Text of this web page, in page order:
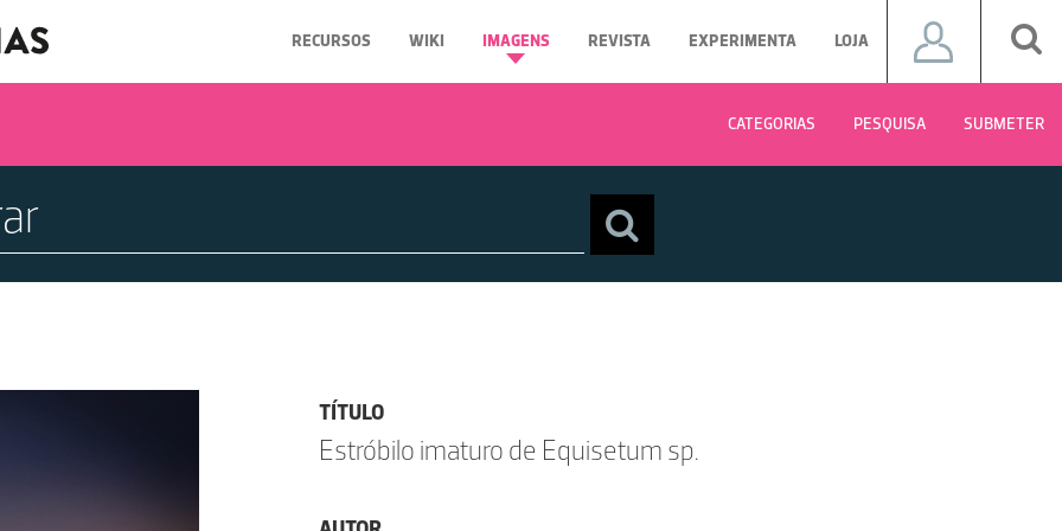
RECURSOS WIKI IMAGENS REVISTA EXPERIMENTA LOJA
CATEGORIAS PESQUISA SUBMETER
TÍTULO
Estróbilo imaturo de Equisetum sp.